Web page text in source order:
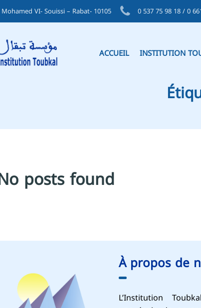
VI- Souissi – Rabat- 10105 0 537 75 98 18 / 0
ACCUEIL INSTITUTION
posts found
À propos de
L’Institution